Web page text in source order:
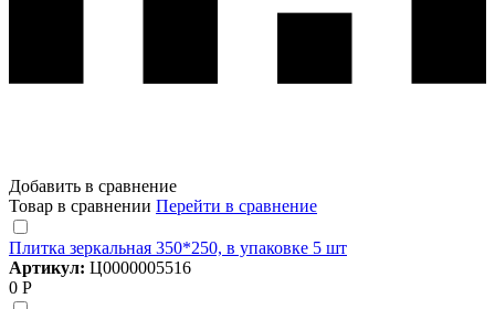
Добавить в сравнение
Товар в сравнении Перейти в сравнение
Плитка зеркальная 350*250, в упаковке 5 шт
Артикул: Ц0000005516
0 Р